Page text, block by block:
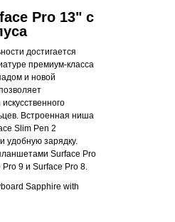
Pro 13" с
достигается
премиум-класса
и новой
Встроенная ниша
Slim Pen 2
удобную зарядку.
Surface Pro
9 и Surface Pro 8.